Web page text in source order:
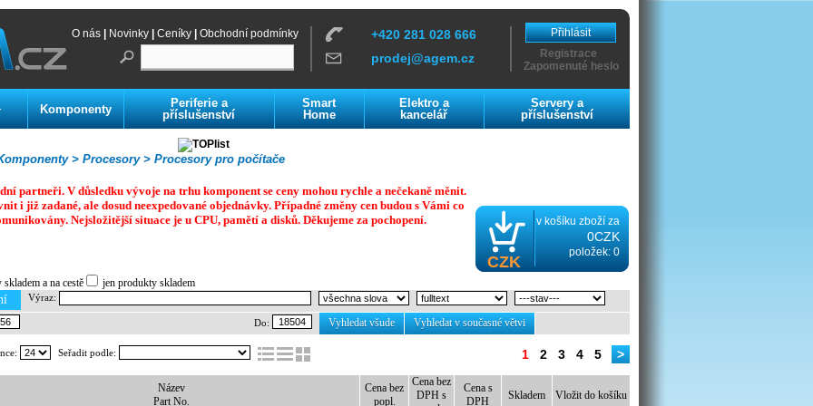
O nás Novinky Ceníky Obchodní podmínky
+420 281 028 666
prodej@agem.cz
Přihlásit
Registrace
Zapomenuté heslo
Komponenty
Periferie a
příslušenství
Smart
Home
Elektro a
kancelář
Servery a
příslušenství
Procesory pro počítače
Procesory >
>
partneři. V důsledku vývoje na trhu komponent se ceny mohou rychle a nečekaně měnit.
i již zadané, ale dosud neexpedované objednávky. Případné změny cen budou s Vámi co
Nejsložitější situace je u CPU, pamětí a disků. Děkujeme za pochopení.
a na cestě jen produkty skladem
CZK
v košíku zboží za
0CZK
položek: 0
Výraz:
Do: Vyhledat v současné větvi
Vyhledat všude
Seřadit podle: >
1 2 3 4 5
Název
Part No.
Cena bez
popl.
Cena bez
DPH s
Cena s
DPH
Skladem Vložit do košíku